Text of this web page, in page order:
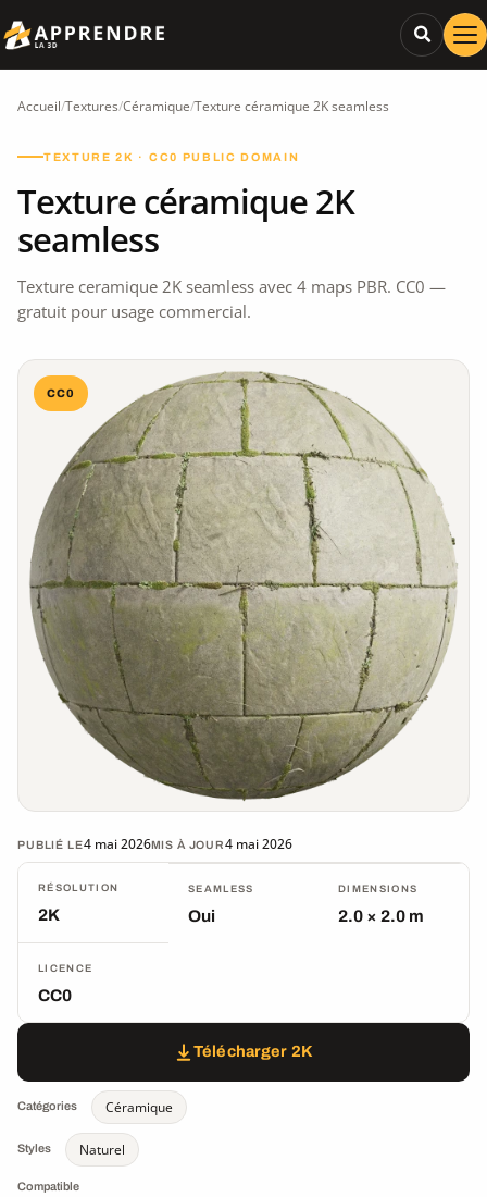
Accueil/Textures/Céramique/Texture céramique 2K seamless
TEXTURE 2K · CC0 PUBLIC DOMAIN
Texture céramique 2K
seamless
Texture ceramique 2K seamless avec 4 maps PBR. CC0 —
gratuit pour usage commercial.
CC0
PUBLIÉ LE4 mai 2026MIS À JOUR4 mai 2026
RÉSOLUTION
2K
SEAMLESS
Oui
DIMENSIONS
2.0 × 2.0 m
LICENCE
CC0
Télécharger 2K
Catégories Céramique
Styles Naturel
Compatible